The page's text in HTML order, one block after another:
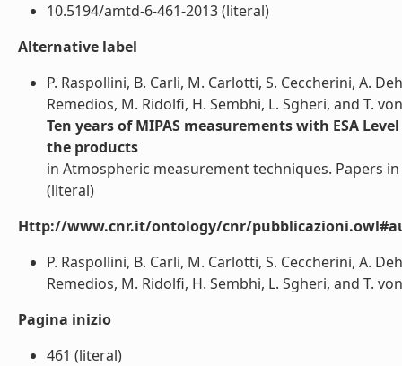
10.5194/amtd-6-461-2013 (literal)
Alternative label
P. Raspollini, B. Carli, M. Carlotti, S. Ceccherini, A.
Remedios, M. Ridolfi, H. Sembhi, L. Sgheri, and T.
Ten years of MIPAS measurements with ESA
the products
in Atmospheric measurement techniques. Papers
(literal)
Http://www.cnr.it/ontology/cnr/
P. Raspollini, B. Carli, M. Carlotti, S. Ceccherini, A.
Remedios, M. Ridolfi, H. Sembhi, L. Sgheri, and T.
Pagina inizio
461 (literal)